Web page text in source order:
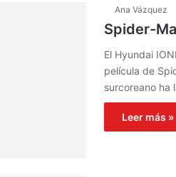
Ana Vázquez
Spider-
El Hyundai
película de
surcoreano ha
Leer más »